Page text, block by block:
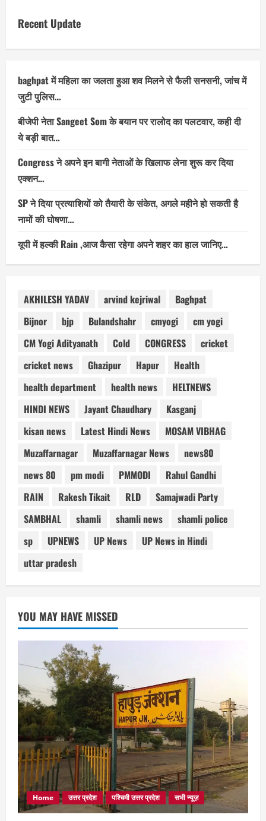
Recent Update
baghpat में महिला का जलता हुआ शव मिलने से फैली सनसनी, जांच में
जुटी पुलिस…
बीजेपी नेता Sangeet Som के बयान पर रालोद का पलटवार, कही दी
ये बड़ी बात…
Congress ने अपने इन बागी नेताओं के खिलाफ लेना शुरू कर दिया
एक्शन…
SP ने दिया प्रत्याशियों को तैयारी के संकेत, अगले महीने हो सकती है
नामों की घोषणा…
यूपी में हल्की Rain ,आज कैसा रहेगा अपने शहर का हाल जानिए…
AKHILESH YADAV arvind kejriwal
Baghpat
Bijnor
bjp Bulandshahr cmyogi
cm yogi
CM Yogi Adityanath
Cold CONGRESS
cricket
cricket news
Ghazipur Hapur
Health
health department
health news
HELTNEWS
HINDI NEWS
Jayant Chaudhary
Kasganj
kisan news
Latest Hindi News
MOSAM VIBHAG
Muzaffarnagar
Muzaffarnagar News
news80
news 80
pm modi PMMODI
Rahul Gandhi
RAIN
Rakesh Tikait RLD
Samajwadi Party
SAMBHAL
shamli shamli news
shamli police
sp
UPNEWS UP News
UP News in Hindi
uttar pradesh
YOU MAY HAVE MISSED
Home उत्तर प्रदेश पश्चिमी उत्तर प्रदेश सभी न्यूज़